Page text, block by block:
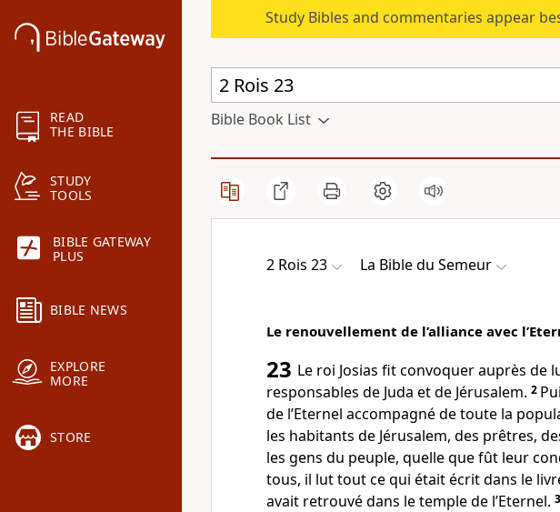
READ
THE BIBLE
STUDY
TOOLS
BIBLE GATEWAY
PLUS
BIBLE NEWS
EXPLORE
MORE
STORE
Study Bibles and commentaries appear
Bible Book List
2 Rois 23 La Bible du Semeur
Le renouvellement de l’alliance avec
23 Le roi Josias fit convoquer auprès de
responsables de Juda et de Jérusalem. 2
de l’Eternel accompagné de toute la
les habitants de Jérusalem, des prêtres,
les gens du peuple, quelle que fût leur
tous, il lut tout ce qui était écrit dans le
avait retrouvé dans le temple de l’Eternel. 3